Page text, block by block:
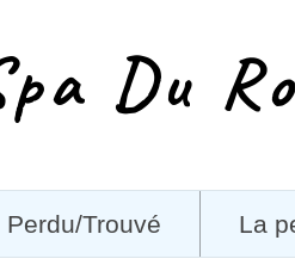
Du
Perdu/Trouvé La